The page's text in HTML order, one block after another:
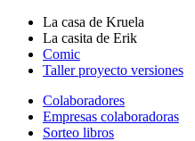
La casa de Kruela
La casita de Erik
Comic
Taller proyecto versiones
Colaboradores
Empresas colaboradoras
Sorteo libros